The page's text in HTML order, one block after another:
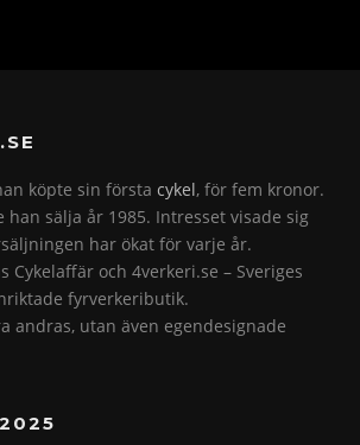
köpte sin förstacykel, för fem kronor.
han sälja år 1985. Intresset visade sig
har ökat för varje år.
Cykelaffär och 4verkeri.se – Sveriges
fyrverkeributik.
andras, utan även egendesignade